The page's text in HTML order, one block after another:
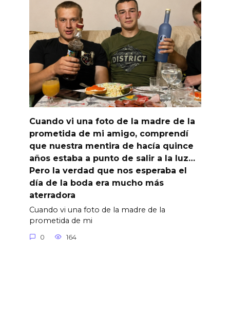
Cuando vi una foto de la madre de la
prometida de mi amigo, comprendí
que nuestra mentira de hacía quince
años estaba a punto de salir a la luz…
Pero la verdad que nos esperaba el
día de la boda era mucho más
aterradora
Cuando vi una foto de la madre de la
prometida de mi
0 164